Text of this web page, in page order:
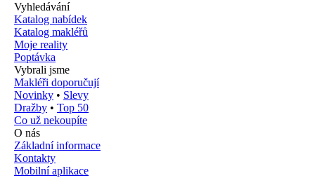
Vyhledávání
Katalog nabídek
Katalog makléřů
Moje reality
Poptávka
Vybrali jsme
Makléři doporučují
Novinky • Slevy
Dražby • Top 50
Co už nekoupíte
O nás
Základní informace
Kontakty
Mobilní aplikace